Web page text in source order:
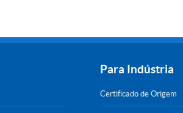
Para Indústria
Certificado de Origem